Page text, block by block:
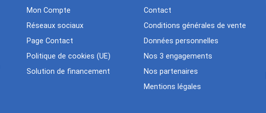
Mon Compte
Réseaux sociaux
Page Contact
Politique de cookies (UE)
Solution de financement
Contact
Conditions générales de vente
Données personnelles
Nos 3 engagements
Nos partenaires
Mentions légales